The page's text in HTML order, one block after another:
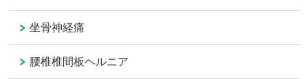
坐骨神経痛
腰椎椎間板ヘルニア